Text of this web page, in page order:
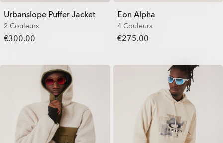
Urbanslope Puffer Jacket
2 Couleurs
€300.00
Eon Alpha
4 Couleurs
€275.00